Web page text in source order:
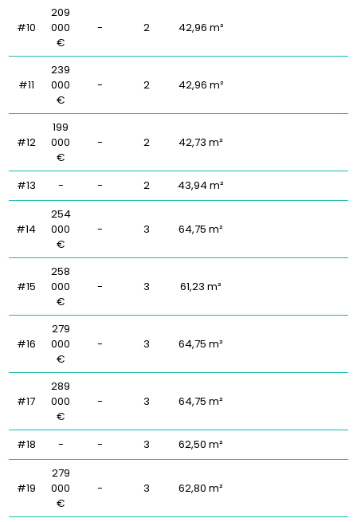
#10
209
000
€
- 2 42,96 m²
#11
239
000
€
- 2 42,96 m²
#12
199
000
€
- 2 42,73 m²
#13 - - 2 43,94 m²
#14
254
000
€
- 3 64,75 m²
#15
258
000
€
- 3 61,23 m²
#16
279
000
€
- 3 64,75 m²
#17
289
000
€
- 3 64,75 m²
#18 - - 3 62,50 m²
#19
279
000
€
- 3 62,80 m²